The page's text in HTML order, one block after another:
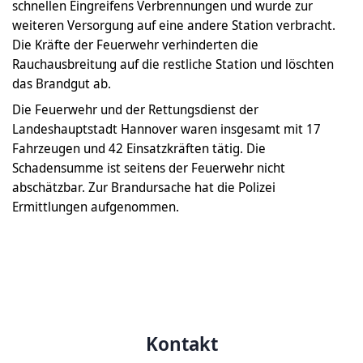
schnellen Eingreifens Verbrennungen und wurde zur
weiteren Versorgung auf eine andere Station verbracht.
Die Kräfte der Feuerwehr verhinderten die
Rauchausbreitung auf die restliche Station und löschten
das Brandgut ab.
Die Feuerwehr und der Rettungsdienst der
Landeshauptstadt Hannover waren insgesamt mit 17
Fahrzeugen und 42 Einsatzkräften tätig. Die
Schadensumme ist seitens der Feuerwehr nicht
abschätzbar. Zur Brandursache hat die Polizei
Ermittlungen aufgenommen.
Kontakt